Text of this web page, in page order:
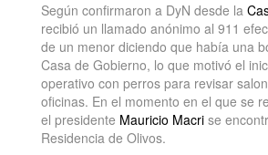
Según confirmaron a DyN desde la
recibió un llamado anónimo al 911
de un menor diciendo que había una
Casa de Gobierno, lo que motivó el
operativo con perros para revisar
oficinas. En el momento en el que se
el presidente Mauricio Macri se
Residencia de Olivos.